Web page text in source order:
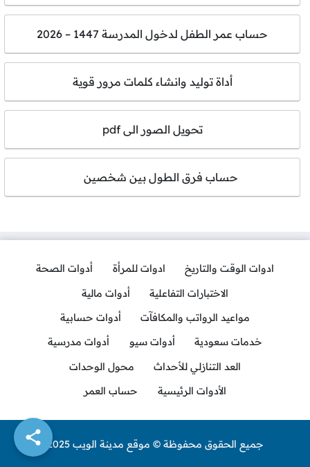
حساب عمر الطفل لدخول المدرسة 1447 – 2026
أداة توليد وانشاء كلمات مرور قوية
تحويل الصور الى pdf
حساب فرق الطول بين شخصين
ادوات الوقت والتاريخ ادوات للمرأة
أدوات الصحة
الاختبارات التفاعلية
أدوات مالية
مواعيد الرواتب والمكافآت
أدوات حسابية
خدمات سعودية
أدوات سيو
أدوات مدرسية
العد التنازلي للأحداث
محول الوحدات
الأدوات الرئيسية
حساب العمر
جميع الحقوق محفوظة © موقع مدينة الويب 2025